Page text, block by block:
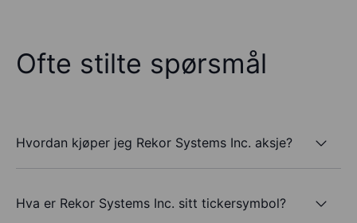
Ofte stilte spørsmål
Hvordan kjøper jeg Rekor Systems Inc. aksje?
Hva er Rekor Systems Inc. sitt tickersymbol?